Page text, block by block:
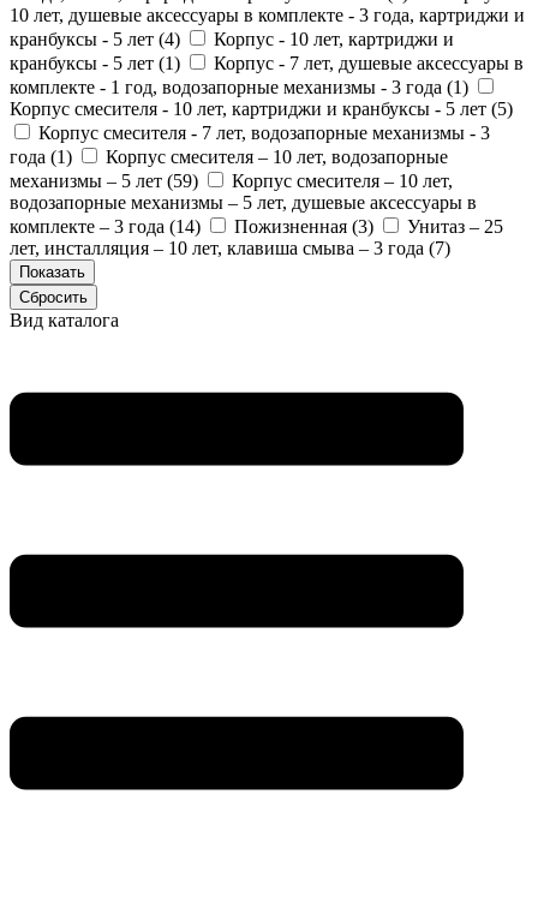
10 лет, душевые аксессуары в комплекте - 3 года, картриджи и
кранбуксы - 5 лет (4)
Корпус - 10 лет, картриджи и
кранбуксы - 5 лет (1)
Корпус - 7 лет, душевые аксессуары в
комплекте - 1 год, водозапорные механизмы - 3 года (1)
Корпус смесителя - 10 лет, картриджи и кранбуксы - 5 лет (5)
Корпус смесителя - 7 лет, водозапорные механизмы - 3
года (1)
Корпус смесителя – 10 лет, водозапорные
механизмы – 5 лет (59)
Корпус смесителя – 10 лет,
водозапорные механизмы – 5 лет, душевые аксессуары в
комплекте – 3 года (14) Пожизненная (3)
Унитаз – 25
лет, инсталляция – 10 лет, клавиша смыва – 3 года (7)
Вид каталога